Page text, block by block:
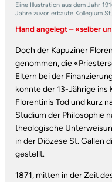
Eine Illustration aus dem Jahr
Jahre zuvor erbaute Kollegium
Hand angelegt – «selber
Doch der Kapuziner
genommen, die
Eltern bei der
konnte der 13-Jährige ins
Florentinis Tod und kurz
Studium der Philosophie
theologische
in der Diözese St. Gallen
gestellt.
1871, mitten in der Zeit